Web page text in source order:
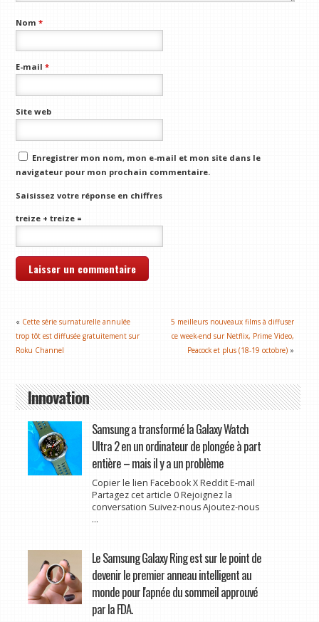
Nom*
E-mail*
Site web
Enregistrer mon nom, mon e-mail et mon site dans le
navigateur pour mon prochain commentaire.
Saisissez votre réponse en chiffres
treize + treize =
« Cette série surnaturelle annulée
trop tôt est diffusée gratuitement sur
Roku Channel
5 meilleurs nouveaux films à diffuser
ce week-end sur Netflix, Prime Video,
Peacock et plus (18-19 octobre) »
Innovation
Samsung a transformé la Galaxy Watch
Ultra 2 en un ordinateur de plongée à part
entière – mais il y a un problème
Copier le lien Facebook X Reddit E-mail
Partagez cet article 0 Rejoignez la
conversation Suivez-nous Ajoutez-nous
...
Le Samsung Galaxy Ring est sur le point de
devenir le premier anneau intelligent au
monde pour l'apnée du sommeil approuvé
par la FDA.